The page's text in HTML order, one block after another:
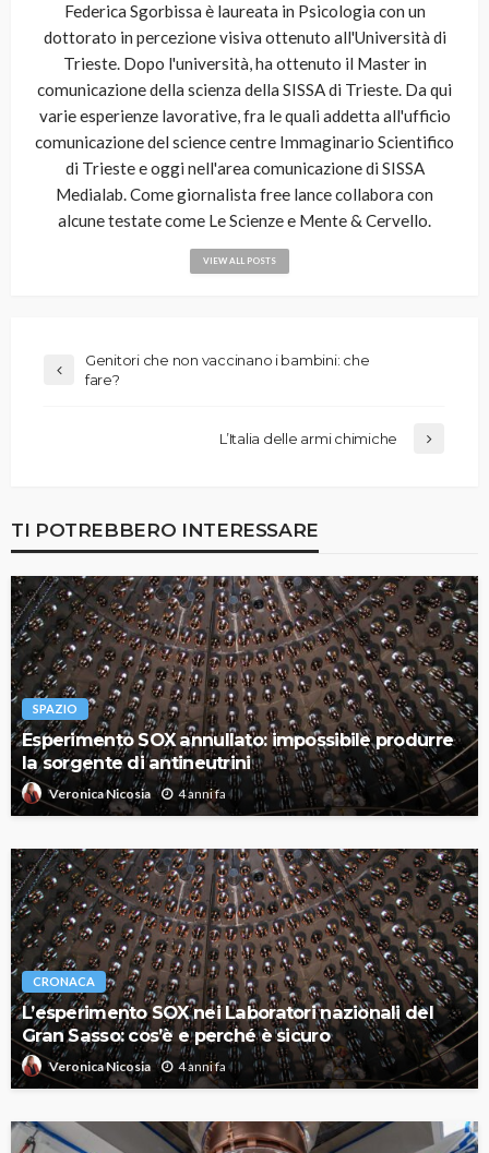
Federica Sgorbissa è laureata in Psicologia con un
dottorato in percezione visiva ottenuto all'Università di
Trieste. Dopo l'università, ha ottenuto il Master in
comunicazione della scienza della SISSA di Trieste. Da qui
varie esperienze lavorative, fra le quali addetta all'ufficio
comunicazione del science centre Immaginario Scientifico
di Trieste e oggi nell'area comunicazione di SISSA
Medialab. Come giornalista free lance collabora con
alcune testate come Le Scienze e Mente & Cervello.
VIEW ALL POSTS
Genitori che non vaccinano i bambini: che
fare?
L’Italia delle armi chimiche
TI POTREBBERO INTERESSARE
SPAZIO
Esperimento SOX annullato: impossibile produrre
la sorgente di antineutrini
Veronica Nicosia 4 anni fa
CRONACA
L’esperimento SOX nei Laboratori nazionali del
Gran Sasso: cos’è e perché è sicuro
Veronica Nicosia 4 anni fa